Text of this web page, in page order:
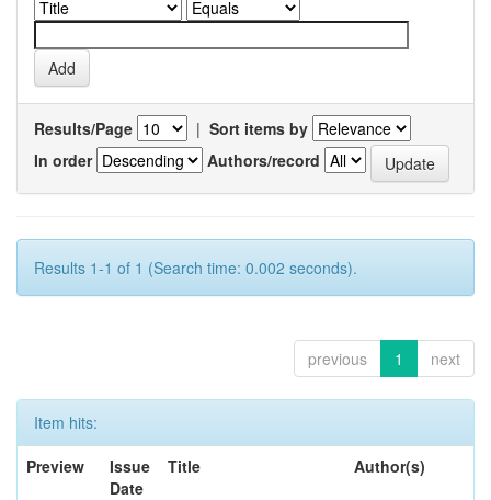
Results/Page | Sort items by
In order
Authors/record
Results 1-1 of 1 (Search time: 0.002 seconds).
previous 1 next
Item hits:
Preview
Issue
Date
Title Author(s)